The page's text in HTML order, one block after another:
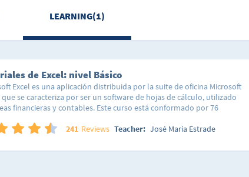
LEARNING(1)
de Excel: nivel Básico
Excel es una aplicación distribuida por la suite de oficina Microsoft
que se caracteriza por ser un software de hojas de cálculo, utilizado
financieras y contables. Este curso está conformado por 76
sencilla, así como saltar a una lección en específico que te enseñe a
está pensada para que domines totalmente cada aspecto de Excel
241 Reviews Teacher: José María Estrade